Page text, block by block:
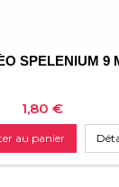
SPELENIUM 9
Prix
1,80 €
au panier